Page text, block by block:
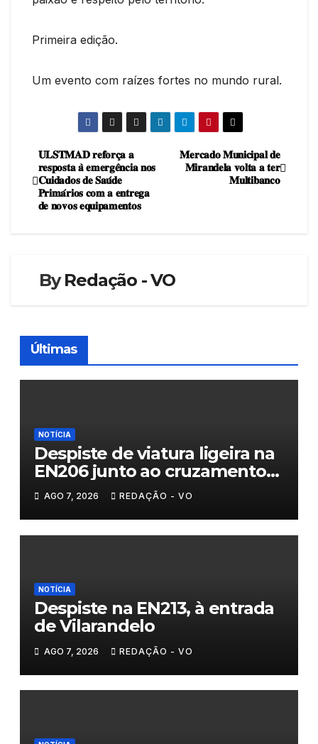
Primeira edição.
Um evento com raízes fortes no mundo rural.
Navegação
de
artigos
𝐌𝐞𝐫𝐜𝐚𝐝𝐨 𝐌𝐮𝐧𝐢𝐜𝐢𝐩𝐚𝐥 𝐝𝐞
𝐌𝐢𝐫𝐚𝐧𝐝𝐞𝐥𝐚 𝐯𝐨𝐥𝐭𝐚 𝐚 𝐭𝐞𝐫
𝐌𝐮𝐥𝐭𝐢𝐛𝐚𝐧𝐜𝐨
𝐔𝐋𝐒𝐓𝐌𝐀𝐃 𝐫𝐞𝐟𝐨𝐫𝐜̧𝐚 𝐚
𝐫𝐞𝐬𝐩𝐨𝐬𝐭𝐚 𝐚̀ 𝐞𝐦𝐞𝐫𝐠𝐞̂𝐧𝐜𝐢𝐚 𝐧𝐨𝐬
𝐂𝐮𝐢𝐝𝐚𝐝𝐨𝐬 𝐝𝐞 𝐒𝐚𝐮́𝐝𝐞
𝐏𝐫𝐢𝐦𝐚́𝐫𝐢𝐨𝐬 𝐜𝐨𝐦 𝐚 𝐞𝐧𝐭𝐫𝐞𝐠𝐚
𝐝𝐞 𝐧𝐨𝐯𝐨𝐬 𝐞𝐪𝐮𝐢𝐩𝐚𝐦𝐞𝐧𝐭𝐨𝐬
ByRedação - VO
Últimas
NOTÍCIA
Despiste de viatura ligeira na
EN206 junto ao cruzamento
Fornos do Pinhal
AGO 7, 2026 REDAÇÃO - VO
NOTÍCIA
Despiste na EN213, à entrada
de Vilarandelo
AGO 7, 2026 REDAÇÃO - VO